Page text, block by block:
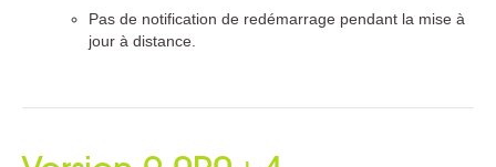
Pas de notification de redémarrage pendant la mise à
jour à distance.